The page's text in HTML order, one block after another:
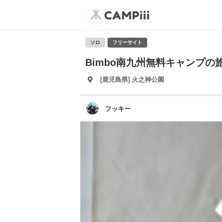
ソロ フリーサイト
Bimbo南九州無料キャンプ
[鹿児島県] 火之神公園
フッキー